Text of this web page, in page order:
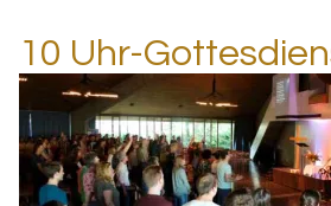
10 Uhr-